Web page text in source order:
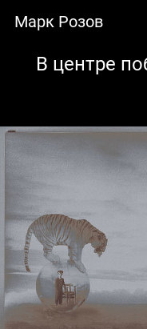
Марк Розов
В центре